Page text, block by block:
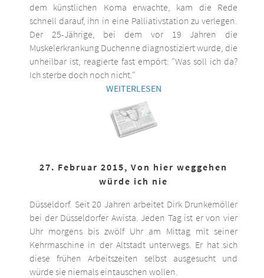
dem künstlichen Koma erwachte, kam die Rede
schnell darauf, ihn in eine Palliativstation zu verlegen.
Der 25-Jährige, bei dem vor 19 Jahren die
Muskelerkrankung Duchenne diagnostiziert wurde, die
unheilbar ist, reagierte fast empört: "Was soll ich da?
Ich sterbe doch noch nicht."
WEITERLESEN
27. Februar 2015, Von hier weggehen
würde ich nie
Düsseldorf. Seit 20 Jahren arbeitet Dirk Drunkemöller
bei der Düsseldorfer Awista. Jeden Tag ist er von vier
Uhr morgens bis zwölf Uhr am Mittag mit seiner
Kehrmaschine in der Altstadt unterwegs. Er hat sich
diese frühen Arbeitszeiten selbst ausgesucht und
würde sie niemals eintauschen wollen.